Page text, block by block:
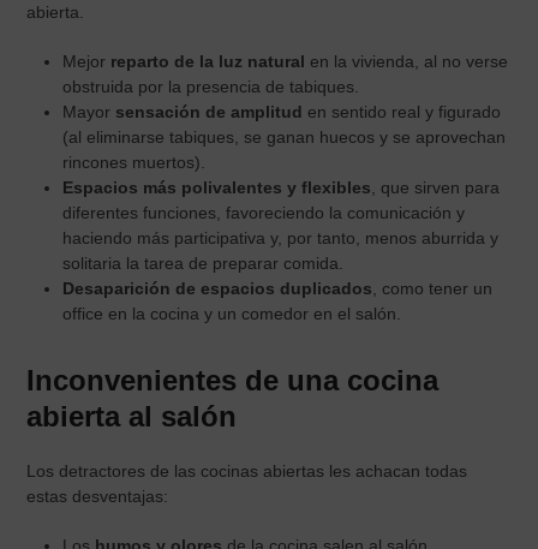
abierta.
Mejor reparto de la luz natural en la vivienda, al no verse
obstruida por la presencia de tabiques.
Mayor sensación de amplitud en sentido real y figurado
(al eliminarse tabiques, se ganan huecos y se aprovechan
rincones muertos).
Espacios más polivalentes y flexibles , que sirven para
diferentes funciones, favoreciendo la comunicación y
haciendo más participativa y, por tanto, menos aburrida y
solitaria la tarea de preparar comida.
Desaparición de espacios duplicados , como tener un
office en la cocina y un comedor en el salón.
Inconvenientes de una cocina
abierta al salón
Los detractores de las cocinas abiertas les achacan todas
estas desventajas: